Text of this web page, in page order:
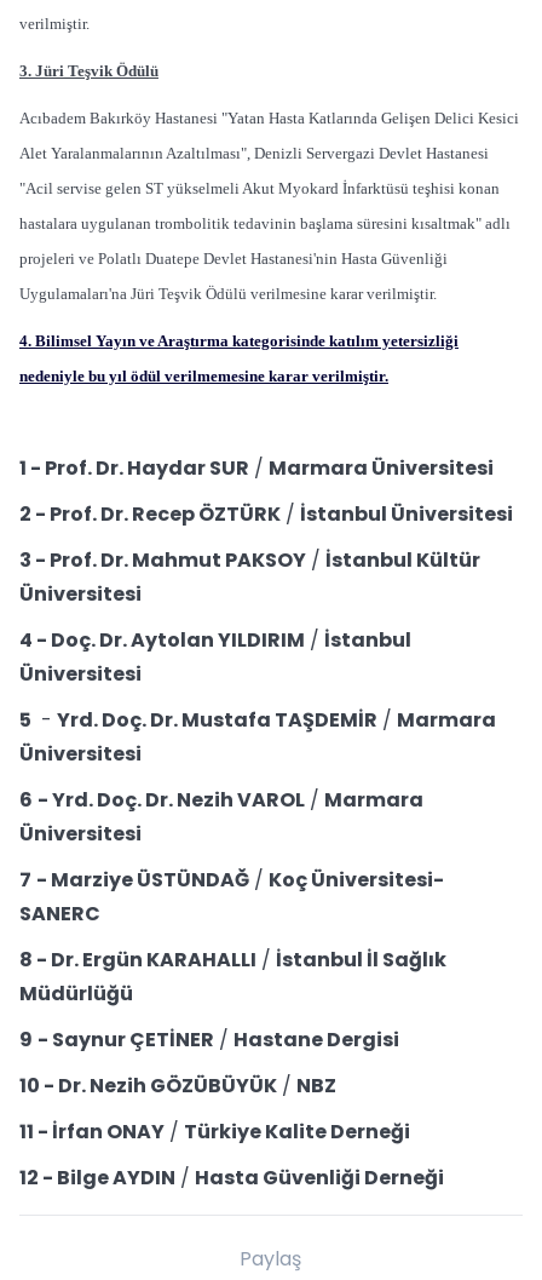
verilmiştir.
3. Jüri Teşvik Ödülü
Acıbadem Bakırköy Hastanesi "Yatan Hasta Katlarında Gelişen Delici Kesici
Alet Yaralanmalarının Azaltılması", Denizli Servergazi Devlet Hastanesi
"Acil servise gelen ST yükselmeli Akut Myokard İnfarktüsü teşhisi konan
hastalara uygulanan trombolitik tedavinin başlama süresini kısaltmak" adlı
projeleri ve Polatlı Duatepe Devlet Hastanesi'nin Hasta Güvenliği
Uygulamaları'na Jüri Teşvik Ödülü verilmesine karar verilmiştir.
4. Bilimsel Yayın ve Araştırma kategorisinde katılım yetersizliği
nedeniyle bu yıl ödül verilmemesine karar verilmiştir.
1 - Prof. Dr. Haydar SUR / Marmara Üniversitesi
2 - Prof. Dr. Recep ÖZTÜRK / İstanbul Üniversitesi
3 - Prof. Dr. Mahmut PAKSOY / İstanbul Kültür
Üniversitesi
4 - Doç. Dr. Aytolan YILDIRIM / İstanbul
Üniversitesi
5 - Yrd. Doç. Dr. Mustafa TAŞDEMİR / Marmara
Üniversitesi
6 - Yrd. Doç. Dr. Nezih VAROL / Marmara
Üniversitesi
7 - Marziye ÜSTÜNDAĞ / Koç Üniversitesi-
SANERC
8 - Dr. Ergün KARAHALLI / İstanbul İl Sağlık
Müdürlüğü
9 - Saynur ÇETİNER / Hastane Dergisi
10 - Dr. Nezih GÖZÜBÜYÜK / NBZ
11 - İrfan ONAY / Türkiye Kalite Derneği
12 - Bilge AYDIN / Hasta Güvenliği Derneği
Paylaş